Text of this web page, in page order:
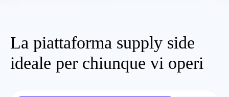
La piattaforma supply side
ideale per chiunque vi operi